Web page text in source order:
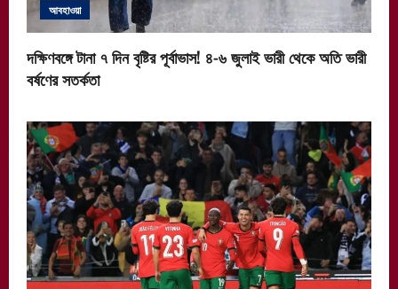
আবহাওয়া
দক্ষিণবঙ্গে টানা ৭ দিন বৃষ্টির পূর্বাভাস! ৪-৬ জুলাই ভারী থেকে অতি ভারী
বর্ষণের সতর্কতা